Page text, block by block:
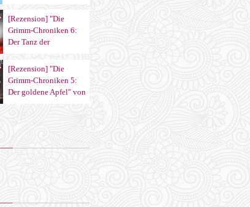
Heyne Verlag
[Rezension] "Die
Grimm-Chroniken 6:
Der Tanz der
Maya Shepherd
[Rezension] "Die
Grimm-Chroniken 5:
Der goldene Apfel" von